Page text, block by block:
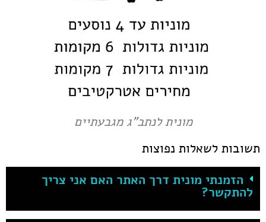
מונית לנתב"ג מגבעתיים
תשובות לשאלות נפוצות
הזמנתי מונית דרך האתר האם אני צריך
להתקשר?